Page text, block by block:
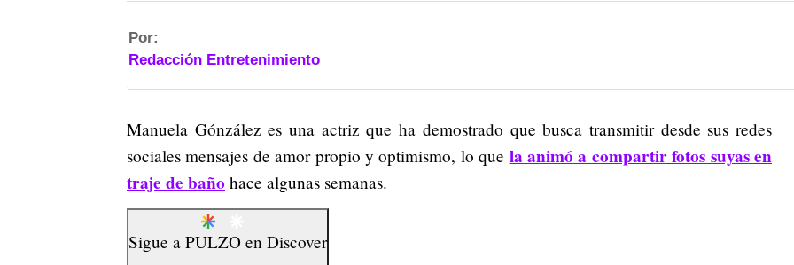
Por:
Redacción Entretenimiento
Manuela Gónzález es una actriz que ha demostrado que busca transmitir desde sus redes
sociales mensajes de amor propio y optimismo, lo que la animó a compartir fotos suyas en
traje de baño hace algunas semanas.
Sigue a PULZO en Discover